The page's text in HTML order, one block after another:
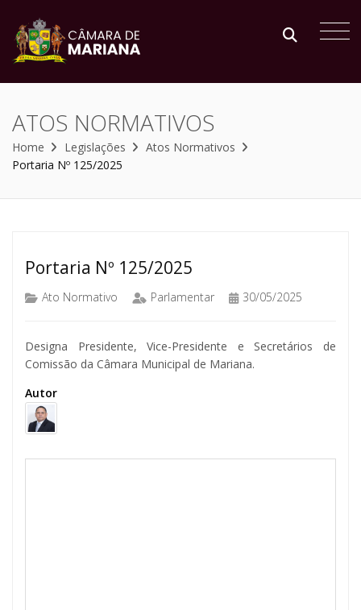
ATOS NORMATIVOS
Home Legislações
Atos Normativos
Portaria Nº 125/2025
Portaria Nº 125/2025
Ato Normativo Parlamentar 30/05/2025
Designa Presidente, Vice-Presidente e Secretários de
Comissão da Câmara Municipal de Mariana.
Autor